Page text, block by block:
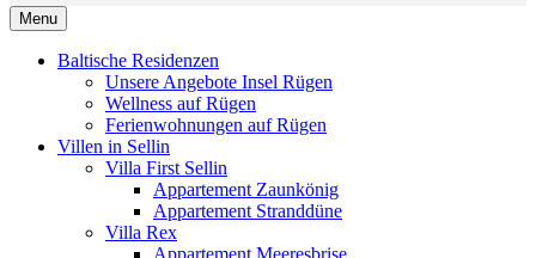
Menu
Baltische Residenzen
Unsere Angebote Insel Rügen
Wellness auf Rügen
Ferienwohnungen auf Rügen
Villen in Sellin
Villa First Sellin
Appartement Zaunkönig
Appartement Stranddüne
Villa Rex
Appartement Meeresbrise